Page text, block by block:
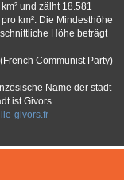
und zälht 18.581
km². Die Mindesthöhe
Höhe beträgt
Communist Party)
Name der stadt
ist Givors.
givors.fr